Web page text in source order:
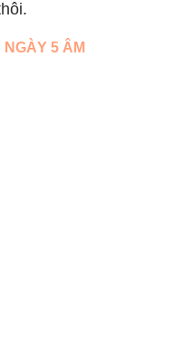
NGÀY 5 ÂM